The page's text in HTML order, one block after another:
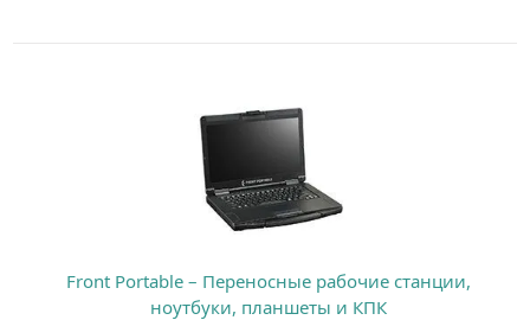
Front Portable – Переносные рабочие станции,
ноутбуки, планшеты и КПК